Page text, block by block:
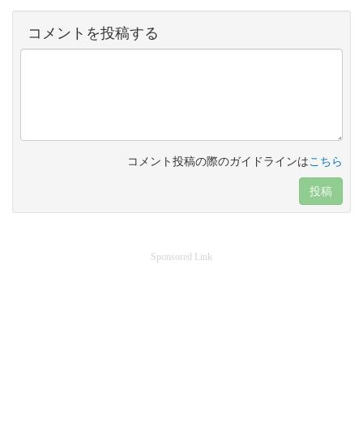
コメントを投稿する
コメント投稿の際のガイドラインはこちら
投稿
Sponsored Link